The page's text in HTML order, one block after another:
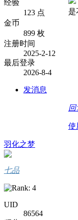
经验
123 点
金币
899 枚
注册时间
2025-2-12
最后登录
2026-8-4
发消息
是
回
使
羽化之梦
七品
UID
86564